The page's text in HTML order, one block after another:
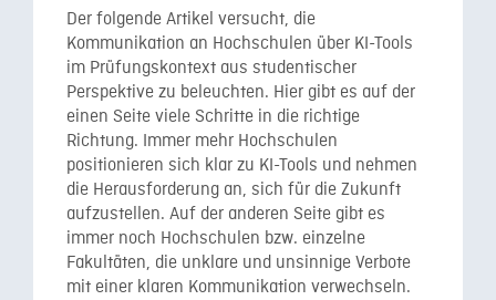
Der folgende Artikel versucht, die
Kommunikation an Hochschulen über KI-Tools
im Prüfungskontext aus studentischer
Perspektive zu beleuchten. Hier gibt es auf der
einen Seite viele Schritte in die richtige
Richtung. Immer mehr Hochschulen
positionieren sich klar zu KI-Tools und nehmen
die Herausforderung an, sich für die Zukunft
aufzustellen. Auf der anderen Seite gibt es
immer noch Hochschulen bzw. einzelne
Fakultäten, die unklare und unsinnige Verbote
mit einer klaren Kommunikation verwechseln.